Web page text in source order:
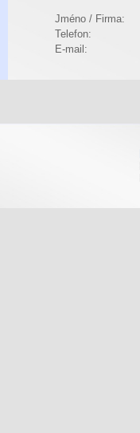
Jméno / Firma:
Telefon:
E-mail: